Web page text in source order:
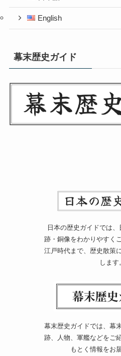
English
幕末歴史ガイド
日本の歴史ガイドでは
跡・銅像をわかりやすく
江戸時代まで、歴史散策
します
幕末歴史ガイドでは、幕
跡、人物、軍艦などをご
もとく情報をお